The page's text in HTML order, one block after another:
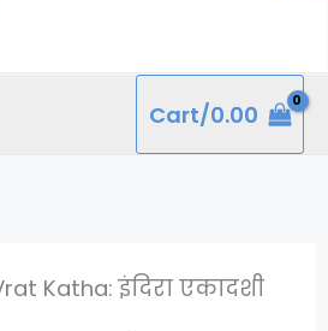
Cart/0.00
Katha: इंदिरा एकादशी